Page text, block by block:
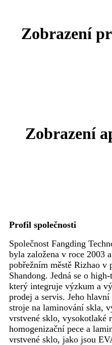
Zobrazení
Zobrazení
Profil společnosti
Společnost Fangding
byla založena v roce 2003
pobřežním městě Rizhao v
Shandong. Jedná se o
který integruje výzkum a
prodej a servis. Jeho
stroje na laminování skla,
vrstvené sklo, vysokotlaké
homogenizační pece a
vrstvené sklo, jako jsou